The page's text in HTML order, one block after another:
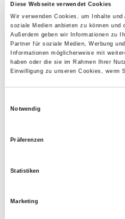
Diese Webseite verwendet Cookies
Wir verwenden Cookies, um Inhalte
soziale Medien anbieten zu können und
Außerdem geben wir Informationen zu
Partner für soziale Medien, Werbung
Informationen möglicherweise mit
haben oder die sie im Rahmen Ihrer
Einwilligung zu unseren Cookies, wenn
Notwendig
Präferenzen
Statistiken
Marketing
e.V.
R.-Breitscheid-
09394 Hohndorf
OG - Oelsnitz/E.
09376 Oelsnitz